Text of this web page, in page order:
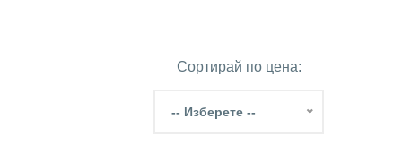
Сортирай по цена:
-- Изберете --